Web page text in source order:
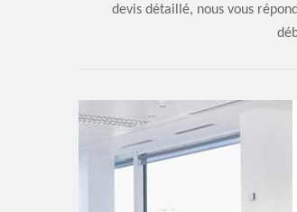
devis détaillé, nous vous